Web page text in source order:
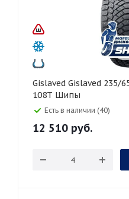
Gislaved Gislaved 235/65 R17 Nord Frost 200
108T Шипы
Есть в наличии (40)
12 510 руб.